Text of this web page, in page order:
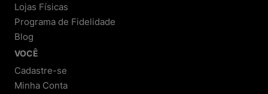
Lojas Físicas
Programa de Fidelidade
Blog
VOCÊ
Cadastre-se
Minha Conta